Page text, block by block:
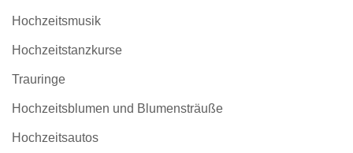
Hochzeitsmusik
Hochzeitstanzkurse
Trauringe
Hochzeitsblumen und Blumensträuße
Hochzeitsautos